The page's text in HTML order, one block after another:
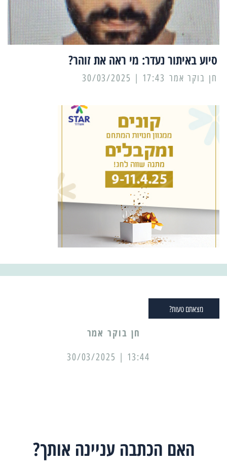
סיוע באיתור נעדר: מי ראה את זוהר?
17:43 | 30/03/2025
מצאתם טעות?
13:44 | 30/03/2025
האם הכתבה עניינה אותך?